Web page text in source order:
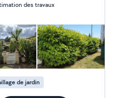
des travaux
de jardin